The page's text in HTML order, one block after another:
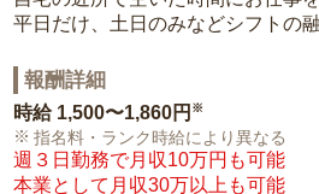
平日だけ、土日のみなどシフトの
報酬詳細
時給 1,500〜1,860円 ※
指名料・ランク時給により異なる
週３日勤務で月収10万円も可能
本業として月収30万以上も可能